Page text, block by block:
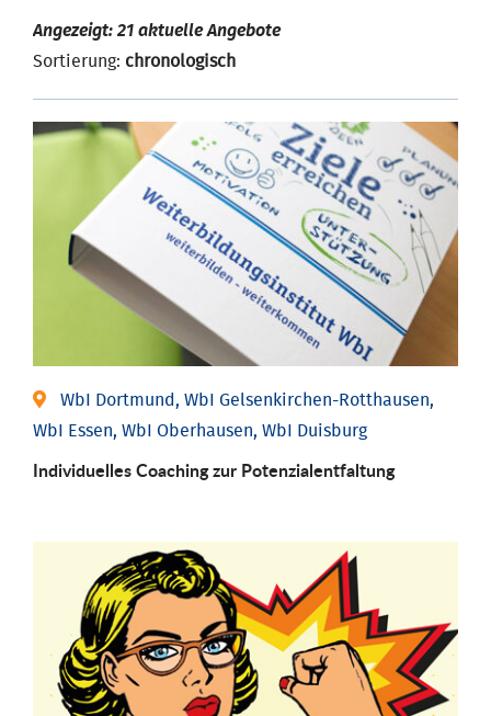
Angezeigt: 21 aktuelle Angebote
Sortierung: chronologisch
WbI Dortmund, WbI Gelsenkirchen-Rotthausen,
WbI Essen, WbI Oberhausen, WbI Duisburg
Individuelles Coaching zur Potenzialentfaltung